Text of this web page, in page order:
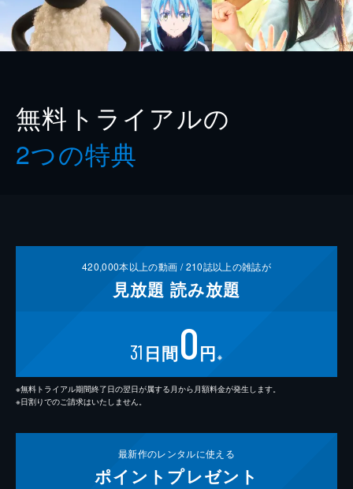
無料トライアルの
2つの特典
420,000本以上の動画 /210誌以上の雑誌が
見放題 読み放題
31 日間0円 ※
※無料トライアル期間終了日の翌日が属する月から月額料金が発生します。
※日割りでのご請求はいたしません。
最新作のレンタルに使える
ポイント プレゼント